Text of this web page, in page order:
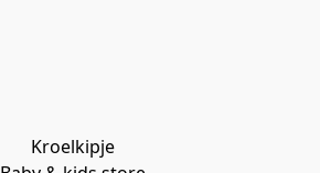
Kroelkipje